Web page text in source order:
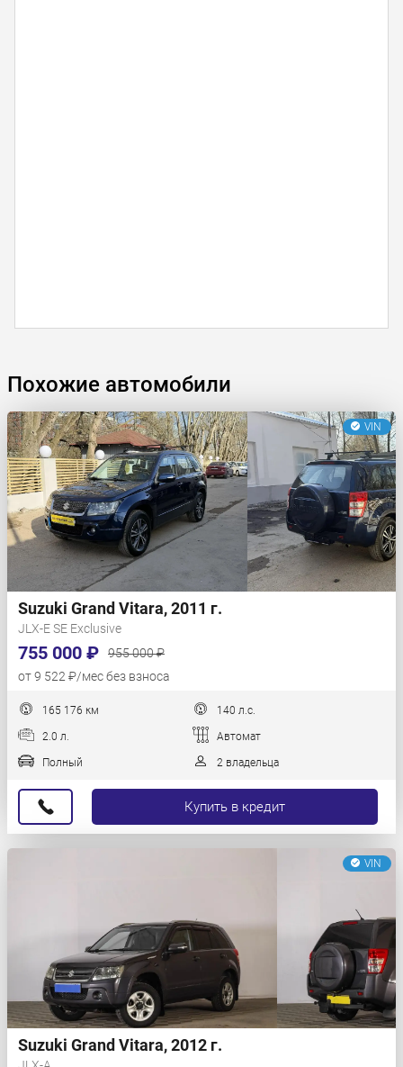
Похожие автомобили
VIN
Suzuki Grand Vitara, 2011 г.
JLX-E SE Exclusive
755 000 ₽
955 000 ₽
от 9 522 ₽/мес без взноса
165 176 км 140 л.с.
2.0 л. Автомат
Полный 2 владельца
Купить в кредит
VIN
Suzuki Grand Vitara, 2012 г.